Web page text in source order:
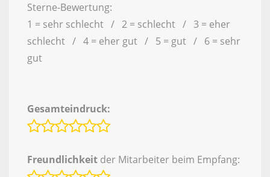
Sterne-Bewertung:
1 = sehr schlecht / 2 = schlecht / 3 = eher
schlecht / 4 = eher gut / 5 = gut / 6 = sehr
gut
Gesamteindruck:
Freundlichkeit der Mitarbeiter beim Empfang: